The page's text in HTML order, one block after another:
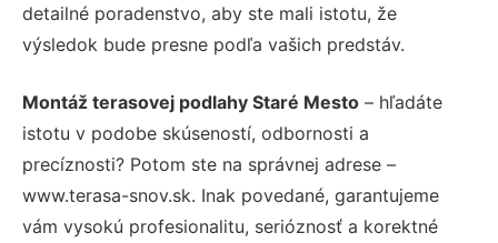
detailné poradenstvo, aby ste mali istotu, že
výsledok bude presne podľa vašich predstáv.
Montáž terasovej podlahy Staré Mesto – hľadáte
istotu v podobe skúseností, odbornosti a
precíznosti? Potom ste na správnej adrese –
www.terasa-snov.sk. Inak povedané, garantujeme
vám vysokú profesionalitu, serióznosť a korektné